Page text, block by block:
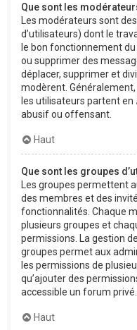
Que sont les
Les modérateurs sont
d’utilisateurs) dont le
le bon fonctionnement
ou supprimer des
déplacer, supprimer et
modèrent.
les utilisateurs partent en
abusif ou offensant.
Haut
Que sont les groupes
Les groupes permettent
des membres et des
fonctionnalités. Chaque
plusieurs groupes et
permissions. La gestion
groupes permet aux
les permissions de
qu’ajouter des
accessible un forum privé.
Haut